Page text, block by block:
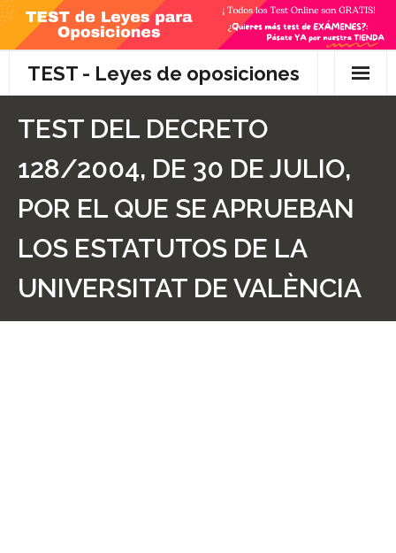
Skip
content
TEST - Leyes de oposiciones
Preguntas
- Diferencia entre propuesta y proposición de ley
- Qué es la competencia administrativa
- ¿Es PRECEPTIVO el Recurso de Alzada? ¿Y
TEST DEL DECRETO
128/2004, DE 30 DE JULIO,
POR EL QUE SE APRUEBAN
LOS ESTATUTOS DE LA
UNIVERSITAT DE VALÈNCIA